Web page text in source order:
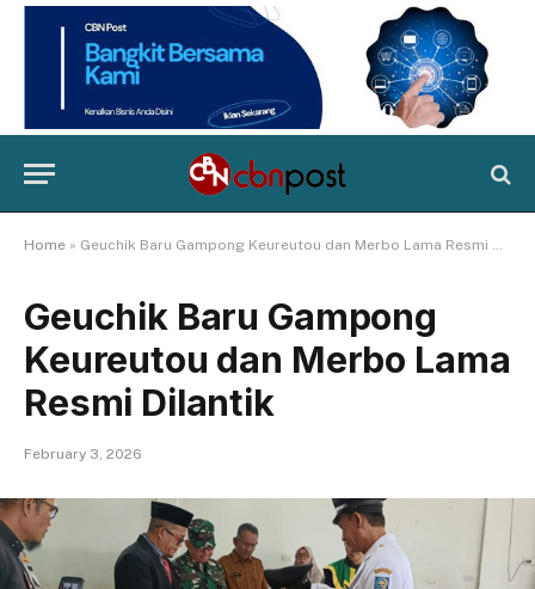
Home » Geuchik Baru Gampong Keureutou dan Merbo Lama Resmi Dilantik
Geuchik Baru Gampong
Keureutou dan Merbo Lama
Resmi Dilantik
February 3, 2026